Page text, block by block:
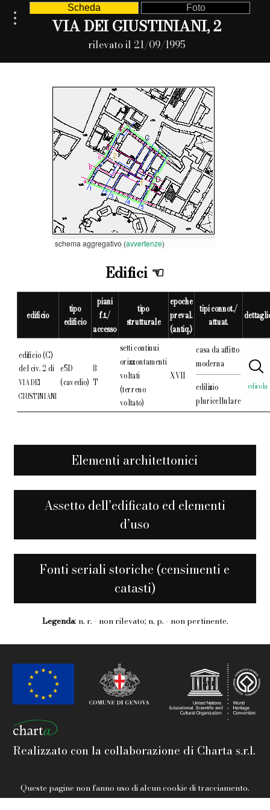
Scheda Foto
VIA DEI GIUSTINIANI, 2
rilevato il 21/09/1995
schema aggregativo (avvertenze)
Edifici
edificio
tipo
edificio
piani
f.t./
accesso
tipo
strutturale
epoche
preval.
(antiq.)
tipi connot./
attuat.
edificio (C)
del civ. 2 di
VIA DEI
GIUSTINIANI
e5D
(cavedio)
8
T
setti continui
orizzontamenti
voltati
(terreno
voltato)
XVII
casa da affitto
moderna
edilizio
pluricellulare
edicola
Elementi architettonici
Assetto dell’edificato ed elementi
d’uso
Fonti seriali storiche (censimenti e
catasti)
Legenda: n. r. - non rilevato; n. p. - non pertinente.
Realizzato con la collaborazione di Charta s.r.l.
Queste pagine non fanno uso di alcun cookie di tracciamento.